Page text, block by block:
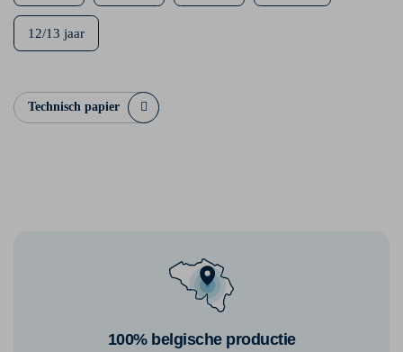
12/13 jaar
Technisch papier
100% belgische productie